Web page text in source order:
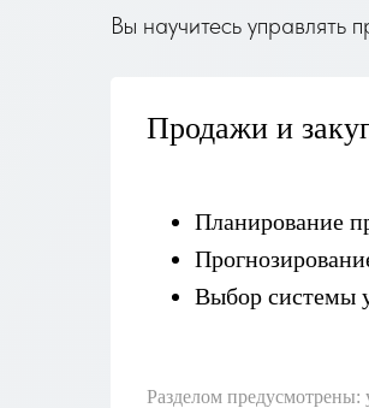
Вы научитесь управлять
Продажи и
Планирование
Выбор системы
Разделом предусмотрены: